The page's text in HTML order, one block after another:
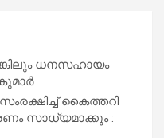
ധനസഹായം
കൈത്തറി
സാധ്യമാക്കും :